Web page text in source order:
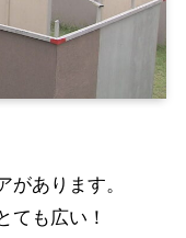
あります。
も広い！